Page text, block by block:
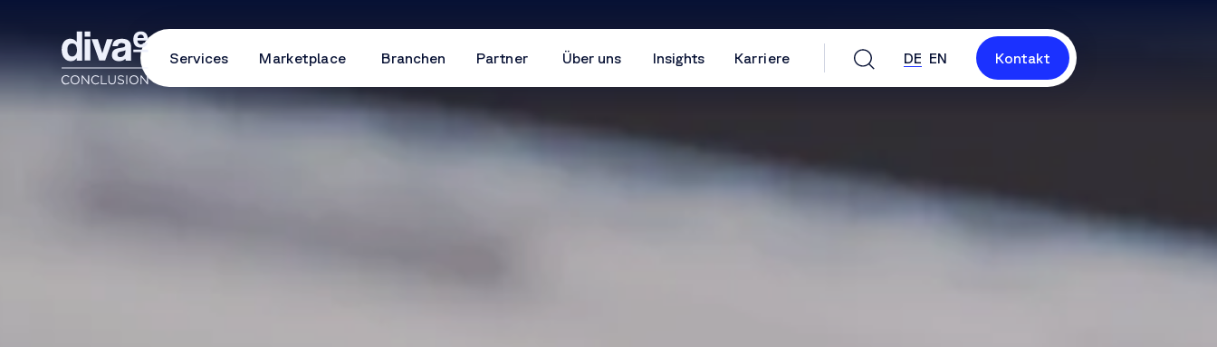
Services Marketplace Branchen Partner Über uns Insights Karriere DE EN Kontakt